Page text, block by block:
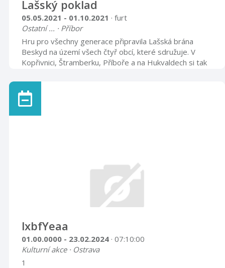
Lašský poklad
05.05.2021 - 01.10.2021 · furt
Ostatní ... · Příbor
Hru pro všechny generace připravila Lašská brána
Beskyd na území všech čtyř obcí, které sdružuje. V
Kopřivnici, Štramberku, Příboře a na Hukvaldech si tak
outdoorovou zábavně-poznávací hru na osmi různých
trasách. “Rozhodli jsme se seznámit místní obyvatele a
turisty s krásami Lašské brány Beskyd. Zvolili jsme
takovou formu hry, která bude zajímavá pro všechny
lxbfYeaa
01.00.0000 - 23.02.2024 · 07:10:00
Kulturní akce · Ostrava
1